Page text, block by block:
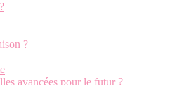
?
avancées pour le futur ?